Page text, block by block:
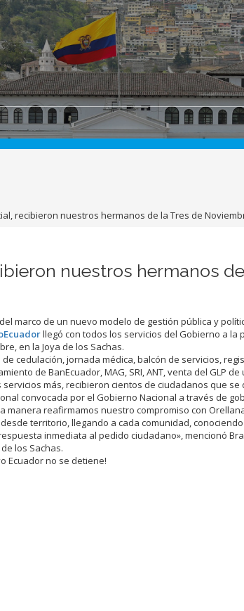
recibieron nuestros hermanos de la Tres de
nuestros hermanos
marco de un nuevo modelo de gestión pública y
llegó con todos los servicios del Gobierno a la
en la Joya de los Sachas.
de cedulación, jornada médica, balcón de servicios,
de BanEcuador, MAG, SRI, ANT, venta del GLP
servicios más, recibieron cientos de ciudadanos que se
convocada por el Gobierno Nacional a través de
manera reafirmamos nuestro compromiso con
territorio, llegando a cada comunidad,
inmediata al pedido ciudadano», mencionó
de los Sachas.
Ecuador no se detiene!